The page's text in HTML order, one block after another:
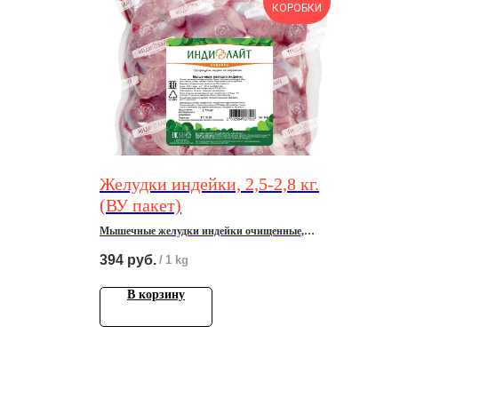
КОРОБКИ
Желудки индейки, 2,5-2,8 кг.
(ВУ пакет)
Мышечные желудки индейки очищенные,
394 руб. / 1 kg
В корзину